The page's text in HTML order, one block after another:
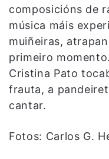
composicións de
música máis
muiñeiras,
primeiro
Cristina Pato
frauta, a
cantar.
Fotos: Carlos G.